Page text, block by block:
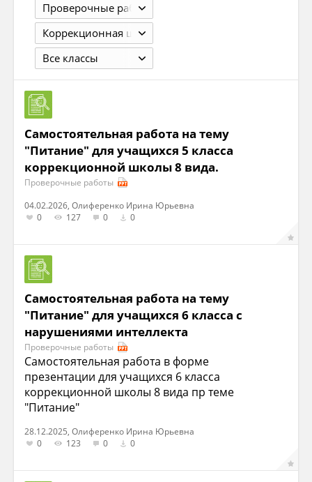
Проверочные работы
Коррекционная школа
Все классы
Самостоятельная работа на тему
"Питание" для учащихся 5 класса
коррекционной школы 8 вида.
Проверочные работы
04.02.2026, Олиференко Ирина Юрьевна
0
127 0 0
Самостоятельная работа на тему
"Питание" для учащихся 6 класса с
нарушениями интеллекта
Проверочные работы
Самостоятельная работа в форме
презентации для учащихся 6 класса
коррекционной школы 8 вида пр теме
"Питание"
28.12.2025, Олиференко Ирина Юрьевна
0
123 0 0